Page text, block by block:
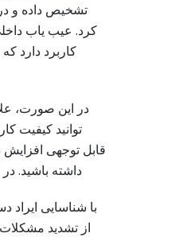
تشخیص داده و
کرد. عیب یاب
کاربرد دارد
در این صورت،
توانید کیفیت
قابل توجهی افزایش
داشته باشید.
با شناسایی ایراد
از تشدید